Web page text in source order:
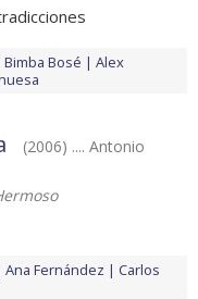
Bimba Bosé
Alex
(2006) .... Antonio
Ana Fernández
Carlos